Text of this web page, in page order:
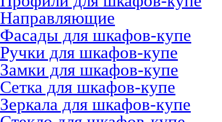
Направляющие
Фасады для шкафов-купе
Ручки для шкафов-купе
Замки для шкафов-купе
Сетка для шкафов-купе
Зеркала для шкафов-купе